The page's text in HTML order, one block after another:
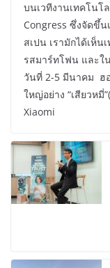
บนเวทีงานเทคโนโ
Congress ซึ่งจัดขึ้น
สเปน เรามักได้เห็
รสมาร์ทโฟน และใ
วันที่ 2-5 มีนาคม ฮ
ใหญ่อย่าง “เสียวหมี่
Xiaomi